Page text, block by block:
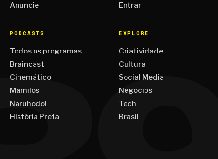
Anuncie
Entrar
PODCASTS
Todos os programas
Braincast
Cinemático
Mamilos
Naruhodo!
História Preta
EXPLORE
Criatividade
Cultura
Social Media
Negócios
Tech
Brasil